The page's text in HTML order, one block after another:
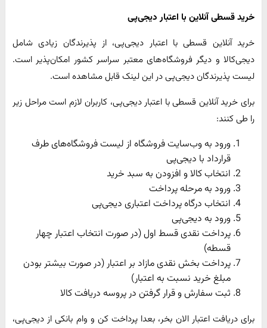
خرید قسطی آنلاین با اعتبار دیجی‌پی
خرید آنلاین قسطی با اعتبار دیجی‌پی، از پذیرندگان زیادی شامل
دیجی‌کالا و دیگر فروشگاه‌های معتبر سراسر کشور امکان‌پذیر است.
لیست پذیرندگان دیجی‌پی در این لینک قابل مشاهده است.
برای خرید آنلاین قسطی با اعتبار دیجی‌پی، کاربران لازم است مراحل زیر
را طی کنند:
ورود به وب‌سایت فروشگاه از لیست فروشگاه‌های طرف
قرارداد با دیجی‌پی
انتخاب کالا و افزودن به سبد خرید
ورود به مرحله پرداخت
انتخاب درگاه پرداخت اعتباری دیجی‌پی
ورود به دیجی‌پی
پرداخت نقدی قسط اول (در صورت انتخاب اعتبار چهار
قسطه)
پرداخت بخش نقدی مازاد بر اعتبار (در صورت بیشتر بودن
مبلغ خرید نسبت به اعتبار)
ثبت سفارش و قرار گرفتن در پروسه دریافت کالا
برای دریافت اعتبار الان بخر، بعدا پرداخت کن و وام‌ بانکی از دیجی‌پی،